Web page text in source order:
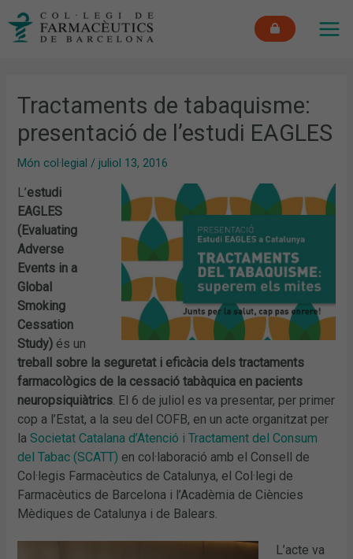
Tractaments de tabaquisme:
presentació de l’estudi EAGLES
Món col·legial /juliol 13, 2016
L’estudi
EAGLES
(Evaluating
Adverse
Events in a
Global
Smoking
Cessation
Study) és un
treball sobre la seguretat i eficàcia dels tractaments
farmacològics de la cessació tabàquica en pacients
neuropsiquiàtrics. El 6 de juliol es va presentar, per primer
cop a l’Estat, a la seu del COFB, en un acte organitzat per
laSocietat Catalana d’Atenció i Tractament del Consum
del Tabac (SCATT) en col·laboració amb el Consell de
Col·legis Farmacèutics de Catalunya, el Col·legi de
Farmacèutics de Barcelona i l’Acadèmia de Ciències
Mèdiques de Catalunya i de Balears.
L’acte va